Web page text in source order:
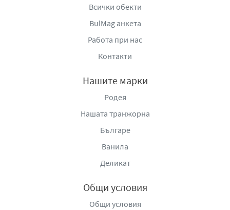
Всички обекти
BulMag анкета
Работа при нас
Контакти
Нашите марки
Родея
Нашата транжорна
Българе
Ванила
Деликат
Общи условия
Общи условия